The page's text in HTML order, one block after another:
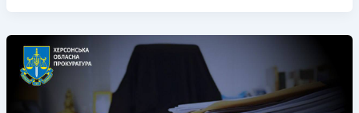
знайти
працівників
на
«ярмарку»